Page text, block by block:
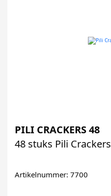
PILI CRACKERS 48
48 stuks Pili Crackers
Artikelnummer: 7700